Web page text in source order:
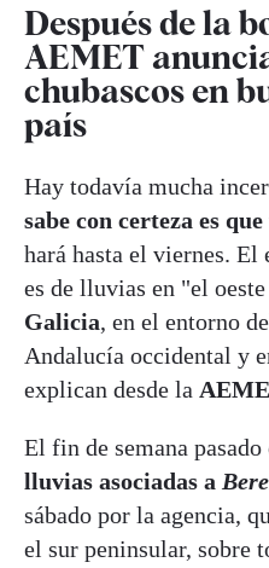
Después de la
AEMET
chubascos en
país
Hay todavía mucha
sabe con certeza es
hará hasta el viernes. El
es de lluvias en "el
Galicia, en el entorno
Andalucía occidental y
explican desde la
El fin de semana
lluvias asociadas a
sábado por la agencia,
el sur peninsular, sobre